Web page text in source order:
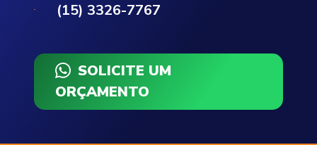
(15) 3326-7767
SOLICITE UM
ORÇAMENTO